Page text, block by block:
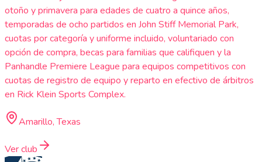
otoño y primavera para edades de cuatro a quince años,
temporadas de ocho partidos en John Stiff Memorial Park,
cuotas por categoría y uniforme incluido, voluntariado con
opción de compra, becas para familias que califiquen y la
Panhandle Premiere League para equipos competitivos con
cuotas de registro de equipo y reparto en efectivo de árbitros
en Rick Klein Sports Complex.
Amarillo, Texas
Ver club